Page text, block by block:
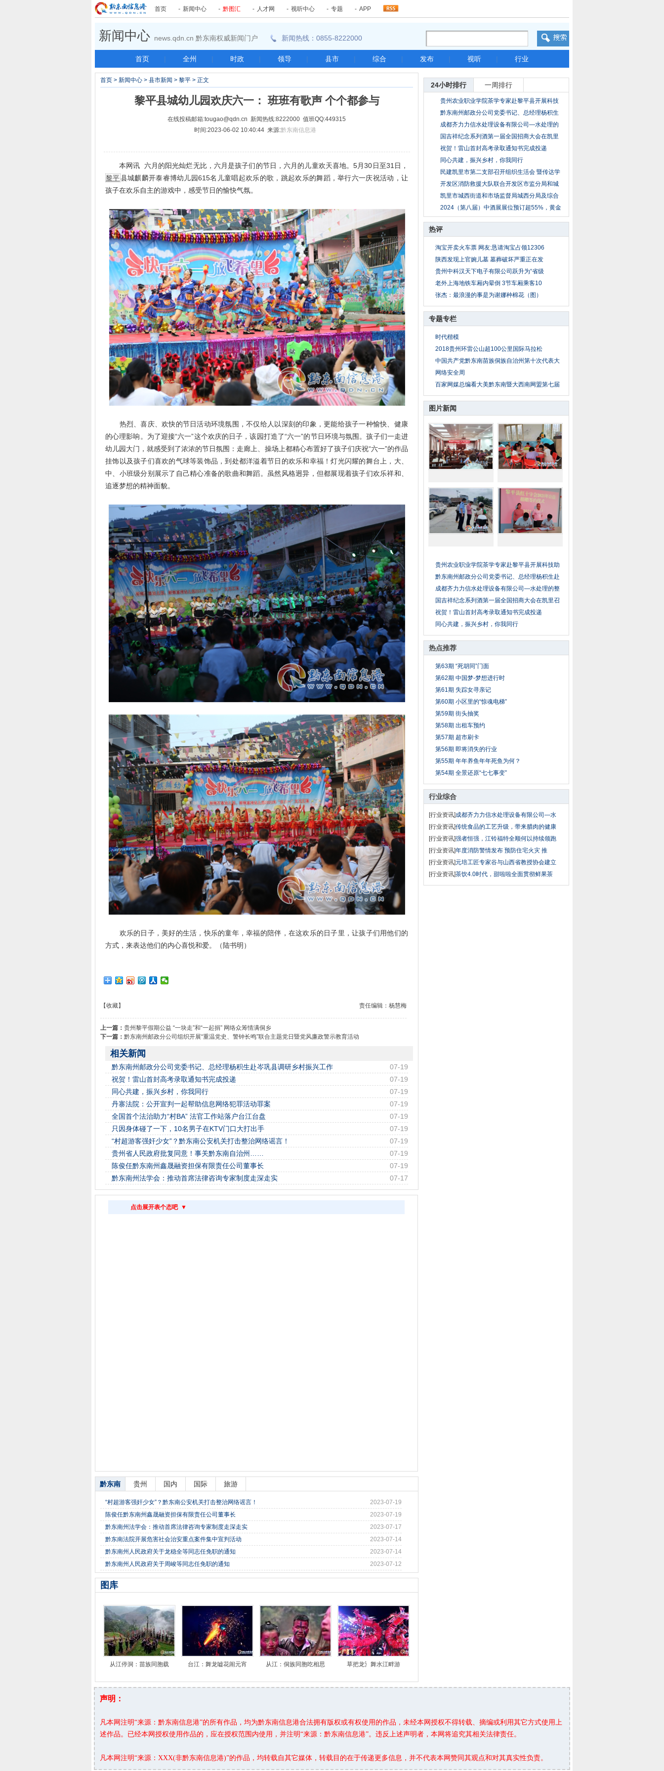
首页 - 新闻中心 - 黔图汇 - 人才网 - 视听中心 - 专题 - APP
新闻中心 news.qdn.cn 黔东南权威新闻门户 新闻热线：0855-8222000
首页 | 全州 | 时政 | 领导 | 县市 | 综合 | 发布 | 视听 | 行业
24小时排行 一周排行
贵州农业职业学院茶学专家赴黎平县开展科技
助力
黔东南州邮政分公司党委书记、总经理杨积生
赴岑
成都齐力力信水处理设备有限公司—水处理的
整体
国吉祥纪念系列酒第一届全国招商大会在凯里
召开
祝贺！雷山首封高考录取通知书完成投递
同心共建，振兴乡村，你我同行
民建凯里市第二支部召开组织生活会 暨传达学
习
开发区消防救援大队联合开发区市监分局和城
管
凯里市城西街道和市场监督局城西分局及综合
执法
2024（第八届）中酒展展位预订超55%，黄金
热评
淘宝开卖火车票 网友:恳请淘宝占领12306
陕西发现上官婉儿墓 墓葬破坏严重正在发
贵州中科汉天下电子有限公司跃升为“省级
老外上海地铁车厢内晕倒 3节车厢乘客10
张杰：最浪漫的事是为谢娜种棉花（图）
专题专栏
时代楷模
2018贵州环雷公山超100公里国际马拉松
中国共产党黔东南苗族侗族自治州第十次代表大
网络安全周
百家网媒总编看大美黔东南暨大西南网盟第七届
图片新闻
贵州农业职业学院茶学专家赴黎平县开展科技助
黔东南州邮政分公司党委书记、总经理杨积生赴
成都齐力力信水处理设备有限公司—水处理的整
国吉祥纪念系列酒第一届全国招商大会在凯里召
祝贺！雷山首封高考录取通知书完成投递
同心共建，振兴乡村，你我同行
热点推荐
第63期 “死胡同”门面
第62期 中国梦-梦想进行时
第61期 失踪女寻亲记
第60期 小区里的“惊魂电梯”
第59期 街头抽奖
第58期 出租车预约
第57期 超市刷卡
第56期 即将消失的行业
第55期 年年养鱼年年死鱼为何？
第54期 全景还原“七七事变”
行业综合
[行业资讯]成都齐力力信水处理设备有限公司—水
[行业资讯]传统食品的工艺升级，带来腊肉的健康
[行业资讯]强者恒强，江铃福特全顺何以持续领跑
[行业资讯]年度消防警情发布 预防住宅火灾 推
[行业资讯]元培工匠专家谷与山西省教授协会建立
[行业资讯]茶饮4.0时代，甜啦啦全面贯彻鲜果茶
首页 > 新闻中心 > 县市新闻 > 黎平 > 正文
黎平县城幼儿园欢庆六一： 班班有歌声 个个都参与
在线投稿邮箱:tougao@qdn.cn 新闻热线:8222000 值班QQ:449315
时间:2023-06-02 10:40:44 来源:黔东南信息港
本网讯 六月的阳光灿烂无比，六月是孩子们的节日，六月的儿童欢天喜地。5月30日至31日，
黎平县城麒麟开泰睿博幼儿园615名儿童唱起欢乐的歌，跳起欢乐的舞蹈，举行六一庆祝活动，让
孩子在欢乐自主的游戏中，感受节日的愉快气氛。
热烈、喜庆、欢快的节日活动环境氛围，不仅给人以深刻的印象，更能给孩子一种愉快、健康
的心理影响。为了迎接“六一”这个欢庆的日子，该园打造了“六一”的节日环境与氛围。孩子们一走进
幼儿园大门，就感受到了浓浓的节日氛围：走廊上、操场上都精心布置好了孩子们庆祝“六一”的作品
挂饰以及孩子们喜欢的气球等装饰品，到处都洋溢着节日的欢乐和幸福！灯光闪耀的舞台上，大、
中、小班级分别展示了自己精心准备的歌曲和舞蹈。虽然风格迥异，但都展现着孩子们欢乐祥和、
追逐梦想的精神面貌。
欢乐的日子，美好的生活，快乐的童年，幸福的陪伴，在这欢乐的日子里，让孩子们用他们的
方式，来表达他们的内心喜悦和爱。（陆书明）
责任编辑：杨慧梅
【收藏】
上一篇： 贵州黎平假期公益 “一块走”和“一起捐” 网络众筹情满侗乡
下一篇： 黔东南州邮政分公司组织开展“重温党史、警钟长鸣”联合主题党日暨党风廉政警示教育活动
相关新闻
07-19
黔东南州邮政分公司党委书记、总经理杨积生赴岑巩县调研乡村振兴工作
07-19
祝贺！雷山首封高考录取通知书完成投递
07-19
同心共建，振兴乡村，你我同行
07-19
丹寨法院：公开宣判一起帮助信息网络犯罪活动罪案
07-19
全国首个法治助力“村BA” 法官工作站落户台江台盘
07-19
只因身体碰了一下，10名男子在KTV门口大打出手
07-19
“村超游客强奸少女”？黔东南公安机关打击整治网络谣言！
07-19
贵州省人民政府批复同意！事关黔东南自治州……
07-19
陈俊任黔东南州鑫晟融资担保有限责任公司董事长
07-17
黔东南州法学会：推动首席法律咨询专家制度走深走实
点击展开表个态吧 ▼
黔东南 贵州 国内 国际 旅游
2023-07-19
“村超游客强奸少女”？黔东南公安机关打击整治网络谣言！
2023-07-19
陈俊任黔东南州鑫晟融资担保有限责任公司董事长
2023-07-17
黔东南州法学会：推动首席法律咨询专家制度走深走实
2023-07-14
黔东南法院开展危害社会治安重点案件集中宣判活动
2023-07-14
黔东南州人民政府关于龙稳全等同志任免职的通知
2023-07-12
黔东南州人民政府关于周峻等同志任免职的通知
图库
从江停洞：苗族同胞载 台江：舞龙嘘花闹元宵 从江：侗族同胞吃相思 草把龙氵舞水江畔游
声明：
凡本网注明“来源：黔东南信息港”的所有作品，均为黔东南信息港合法拥有版权或有权使用的作品，未经本网授权不得转载、摘编或利用其它方式使用上
述作品。已经本网授权使用作品的，应在授权范围内使用，并注明“来源：黔东南信息港”。违反上述声明者，本网将追究其相关法律责任。
凡本网注明“来源：XXX(非黔东南信息港)”的作品，均转载自其它媒体，转载目的在于传递更多信息，并不代表本网赞同其观点和对其真实性负责。